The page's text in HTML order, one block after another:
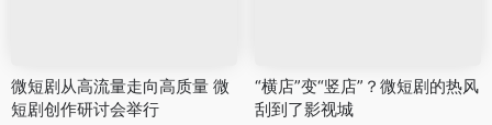
微短剧从高流量走向高质量 微
短剧创作研讨会举行
“横店”变“竖店”？微短剧的热风
刮到了影视城